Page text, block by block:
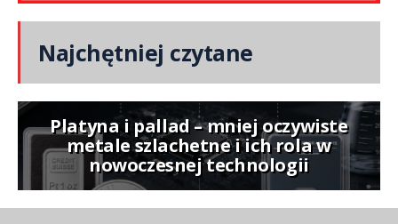
Najchętniej czytane
Platyna i pallad – mniej oczywiste
metale szlachetne i ich rola w
nowoczesnej technologii